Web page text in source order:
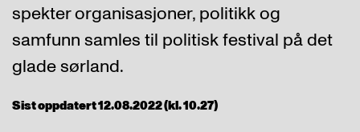
spekter organisasjoner, politikk og
samfunn samles til politisk festival på det
glade sørland.
Sist oppdatert 12.08.2022 (kl. 10.27)